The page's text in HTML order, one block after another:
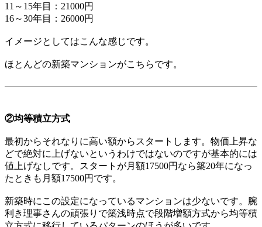
11～15年目：21000円
16～30年目：26000円
イメージとしてはこんな感じです。
ほとんどの新築マンションがこちらです。
②均等積立方式
最初からそれなりに高い額からスタートします。物価上昇な
どで絶対に上げないというわけではないのですが基本的には
値上げなしです。スタートが月額17500円なら築20年になっ
たときも月額17500円です。
新築時にこの設定になっているマンションは少ないです。腕
利き理事さんの頑張りで築浅時点で段階増額方式から均等積